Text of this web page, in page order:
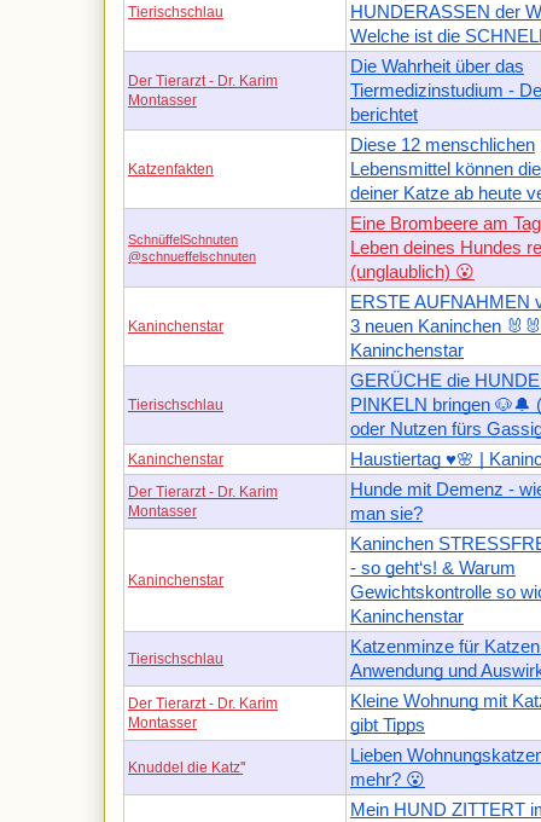
Tierischschlau
HUNDERASSEN der
Welche ist die
Der Tierarzt - Dr. Karim
Montasser
Die Wahrheit über das
Tiermedizinstudium -
berichtet
Katzenfakten
Diese 12 menschlichen
Lebensmittel können
deiner Katze ab heute
SchnüffelSchnuten
@schnueffelschnuten
Eine Brombeere am
Leben deines Hundes
(unglaublich) 😮
Kaninchenstar
ERSTE AUFNAHMEN
3 neuen Kaninchen
Kaninchenstar
Tierischschlau
GERÜCHE die
PINKELN bringen 🐶🔔
oder Nutzen fürs
Kaninchenstar Haustiertag ♥🌸 |
Der Tierarzt - Dr. Karim
Montasser
Hunde mit Demenz -
man sie?
Kaninchenstar
Kaninchen
- so geht‘s! & Warum
Gewichtskontrolle so
Kaninchenstar
Tierischschlau
Katzenminze für
Anwendung und
Der Tierarzt - Dr. Karim
Montasser
Kleine Wohnung mit
gibt Tipps
Knuddel die Katz''
Lieben
mehr? 😮
Mein HUND ZITTERT